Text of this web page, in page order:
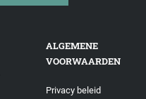
ALGEMENE
VOORWAARDEN
Privacy beleid